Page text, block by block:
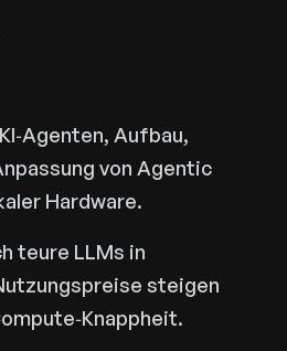
Aufbau,
von Agentic
Hardware.
teure LLMs in
steigen